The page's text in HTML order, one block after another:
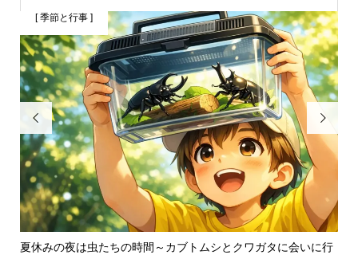

夏休みの夜は虫たちの時間～カブトムシとクワガタに会いに行
[ 季節と行事 ]
